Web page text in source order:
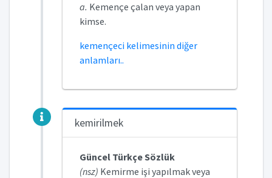
a. Kemençe çalan veya yapan
kimse.
kemençeci kelimesinin diğer
anlamları..
kemirilmek
Güncel Türkçe Sözlük
(nsz) Kemirme işi yapılmak veya